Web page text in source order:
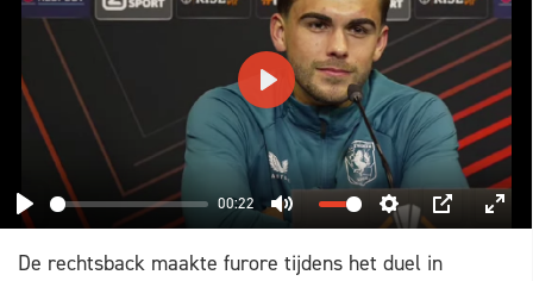
PLAY 00:22 MUTE
SETTINGS
PIP
PLAY
De rechtsback maakte furore tijdens het duel in